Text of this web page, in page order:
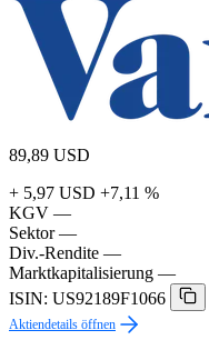
89,89 USD
+ 5,97 USD +7,11 %
KGV —
Sektor —
Div.-Rendite —
Marktkapitalisierung —
ISIN: US92189F1066
Aktiendetails öffnen